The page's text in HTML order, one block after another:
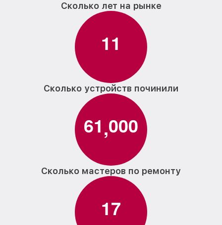
Сколько лет на рынке
11
Сколько устройств починили
61,000
Сколько мастеров по ремонту
17